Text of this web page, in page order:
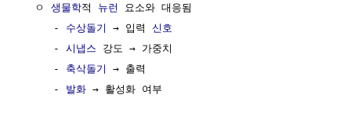
  ㅇ
생물학적 뉴런
요소와 대응됨
     -
수상돌기 → 입력 신호
     -
시냅스 강도 → 가중치
     -
축삭돌기
→ 출력
     -
발화 → 활성화 여부